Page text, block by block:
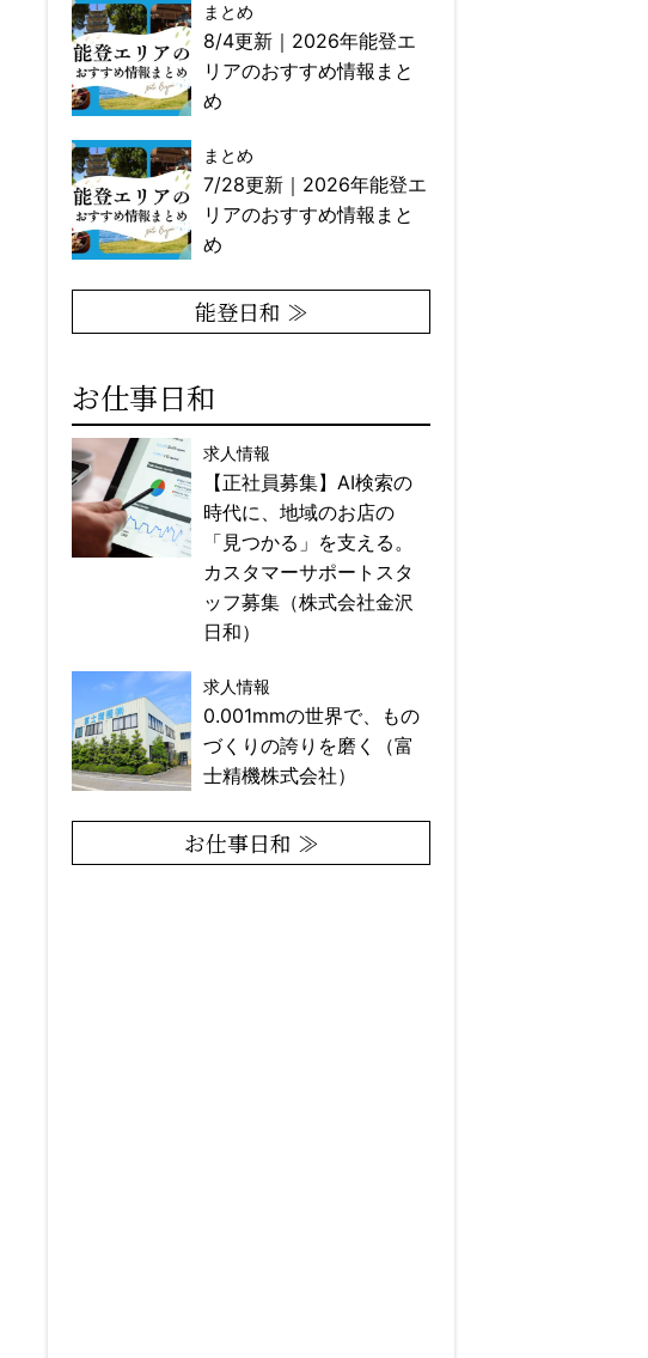
まとめ
8/4更新｜2026年能登エ
リアのおすすめ情報まと
め
まとめ
7/28更新｜2026年能登エ
リアのおすすめ情報まと
め
能登日和 ≫
お仕事日和
求人情報
【正社員募集】AI検索の
時代に、地域のお店の
「見つかる」を支える。
カスタマーサポートスタ
ッフ募集（株式会社金沢
日和）
求人情報
0.001mmの世界で、もの
づくりの誇りを磨く（富
士精機株式会社）
お仕事日和 ≫